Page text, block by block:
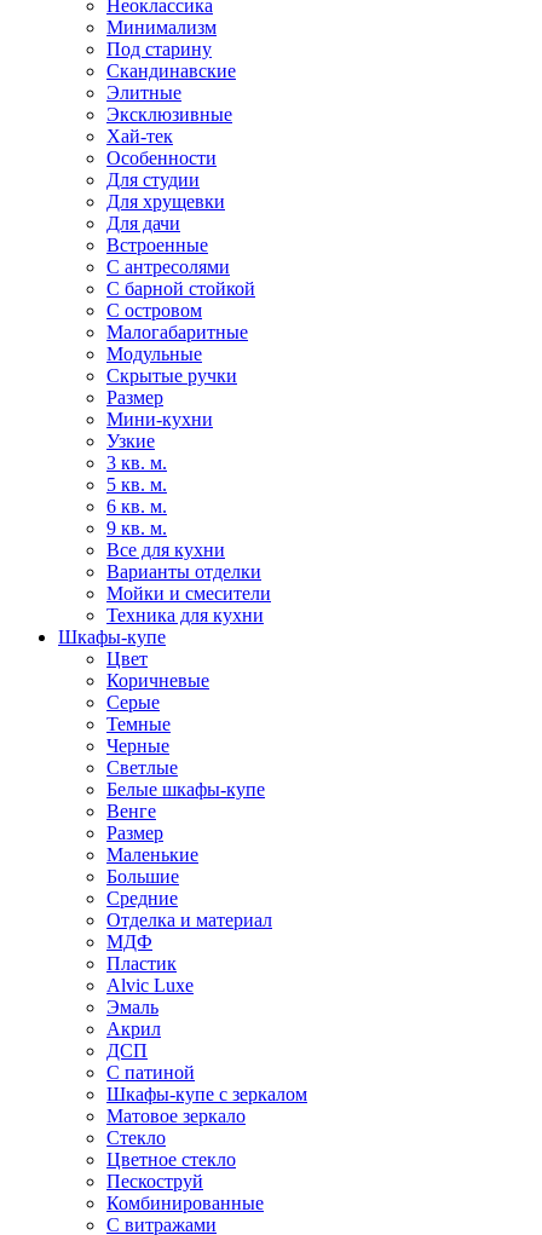
Неоклассика
Минимализм
Под старину
Скандинавские
Элитные
Эксклюзивные
Хай-тек
Особенности
Для студии
Для хрущевки
Для дачи
Встроенные
С антресолями
С барной стойкой
С островом
Малогабаритные
Модульные
Скрытые ручки
Размер
Мини-кухни
Узкие
3 кв. м.
5 кв. м.
6 кв. м.
9 кв. м.
Все для кухни
Варианты отделки
Мойки и смесители
Техника для кухни
Шкафы-купе
Цвет
Коричневые
Серые
Темные
Черные
Светлые
Белые шкафы-купе
Венге
Размер
Маленькие
Большие
Средние
Отделка и материал
МДФ
Пластик
Alvic Luxe
Эмаль
Акрил
ДСП
С патиной
Шкафы-купе с зеркалом
Матовое зеркало
Стекло
Цветное стекло
Пескоструй
Комбинированные
С витражами